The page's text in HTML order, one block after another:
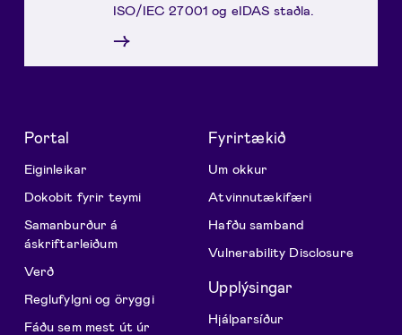
ISO/IEC 27001 og eIDAS staðla.
→
Portal
Eiginleikar
Dokobit fyrir teymi
Samanburður á
áskriftarleiðum
Verð
Reglufylgni og öryggi
Fáðu sem mest út úr
Fyrirtækið
Um okkur
Atvinnutækifæri
Hafðu samband
Vulnerability Disclosure
Upplýsingar
Hjálparsíður